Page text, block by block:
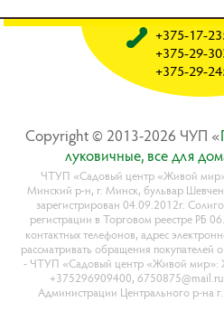
Copyright © 2013-2026 ЧУП «
лyкoвичныe, вce для
ЧТУП «Садовый центр «Живой
Минский р-н, г. Минск, бульвар
зарегистрирован 04.09.2012г.
регистрации в Торговом реестре РБ
контактных телефонов, адрес
рассматривать обращения покупателей
- ЧТУП «Садовый центр «Живой мир»:
+375296909400,
Администрации Центрального р-на
+375-17-
+375-29-
+375-29-